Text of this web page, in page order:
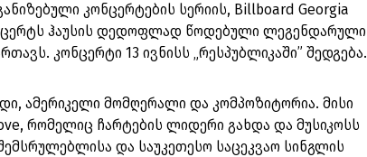
კონცერტების სერიის, Billboard Georgia
ჰაუსის დედოფლად წოდებული ლეგენდარული
კონცერტი 13 ივნისს „რესპუბლიკაში” შედგება.
ამერიკელი მომღერალი და კომპოზიტორია. მისი
რომელიც ჩარტების ლიდერი გახდა და მუსიკოსს
და საუკეთესო საცეკვაო სინგლის